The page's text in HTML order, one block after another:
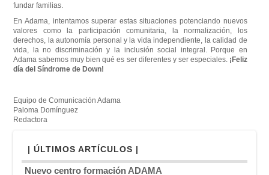
fundar familias.
En Adama, intentamos superar estas situaciones potenciando nuevos
valores como la participación comunitaria, la normalización, los
derechos, la autonomía personal y la vida independiente, la calidad de
vida, la no discriminación y la inclusión social integral. Porque en
Adama sabemos muy bien qué es ser diferentes y ser especiales. ¡Feliz
día del Síndrome de Down!
Equipo de Comunicación Adama
Paloma Domínguez
Redactora
| ÚLTIMOS ARTÍCULOS |
Nuevo centro formación ADAMA